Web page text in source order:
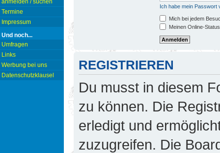
anmelden / suchen
Termine
Impressum
Und noch...
Umfragen
Links
Werbung bei uns
Datenschutzklausel
Ich habe mein Passwort
Mich bei jedem
Meinen Online-
REGISTRIEREN
Du musst in diesem
zu können. Die
erledigt und
zuzugreifen. Die